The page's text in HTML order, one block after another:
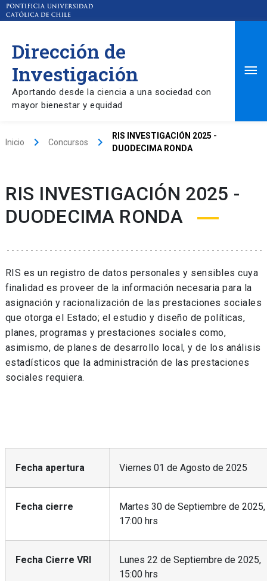
Dirección de
Investigación
Aportando desde la ciencia a una sociedad con
mayor bienestar y equidad
Inicio keyboard_arrow_right Concursos keyboard_arrow_right
RIS INVESTIGACIÓN 2025 -
DUODECIMA RONDA
RIS INVESTIGACIÓN 2025 -
DUODECIMA RONDA
RIS es un registro de datos personales y sensibles cuya
finalidad es proveer de la información necesaria para la
asignación y racionalización de las prestaciones sociales
que otorga el Estado; el estudio y diseño de políticas,
planes, programas y prestaciones sociales como,
asimismo, de planes de desarrollo local, y de los análisis
estadísticos que la administración de las prestaciones
sociales requiera.
Fecha apertura Viernes 01 de Agosto de 2025
Fecha cierre
Martes 30 de Septiembre de 2025,
17:00 hrs
Fecha Cierre VRI
Lunes 22 de Septiembre de 2025,
15:00 hrs